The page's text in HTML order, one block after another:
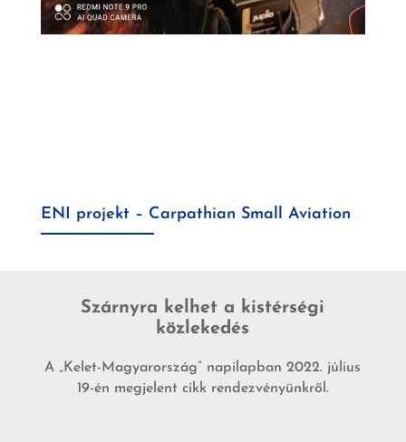
ENI projekt – Carpathian Small Aviation
Szárnyra kelhet a kistérségi
közlekedés
A „Kelet-Magyarország” napilapban 2022. július
19-én megjelent cikk rendezvényünkről.